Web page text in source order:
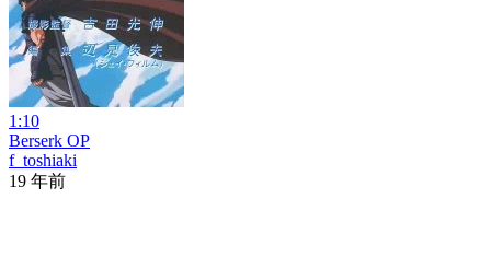
1:10
Berserk OP
f_toshiaki
19 年前